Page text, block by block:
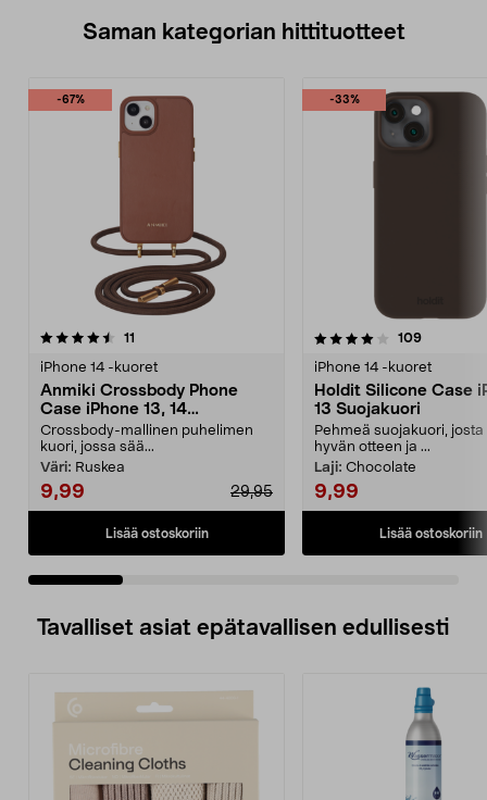
Saman kategorian hittituotteet
-67%
11
iPhone 14 -kuoret
Anmiki Crossbody Phone
Case iPhone 13, 14
Suojakuori ja olkahihna
Crossbody-mallinen puhelimen
kuori, jossa sää...
Väri: Ruskea
9,99 29,95
Lisää ostoskoriin
-33%
4.0 viidestä
109arvostelut
iPhone 14 -kuoret
Holdit Silicone Case
13 Suojakuori
Pehmeä suojakuori, josta
hyvän otteen ja ...
Laji: Chocolate
9,99
Lisää ostoskoriin
4.5 viidestä
Tavalliset asiat epätavallisen edullisesti